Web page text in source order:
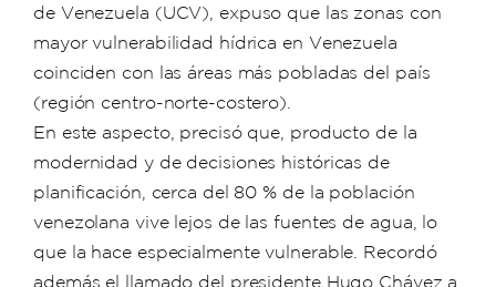
de Venezuela (UCV), expuso que las zonas con
mayor vulnerabilidad hídrica en Venezuela
coinciden con las áreas más pobladas del país
(región centro-norte-costero).
En este aspecto, precisó que, producto de la
modernidad y de decisiones históricas de
planificación, cerca del 80 % de la población
venezolana vive lejos de las fuentes de agua, lo
que la hace especialmente vulnerable. Recordó
además el llamado del presidente Hugo Chávez a